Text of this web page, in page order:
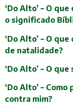
‘Do Alto’ – O
o significado
‘Do Alto’ – O
de natalidade?
‘Do Alto’ – O
‘Do Alto’ –
contra mim?